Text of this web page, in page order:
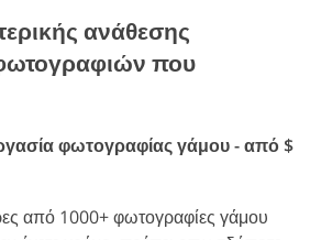
ανάθεσης
που
φωτογραφίας γάμου - από $
από 1000+ φωτογραφίες γάμου